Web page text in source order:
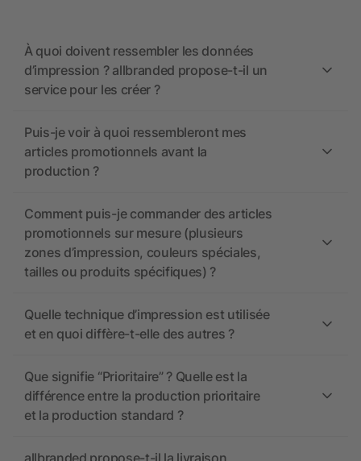
À quoi doivent ressembler les données
d’impression ? allbranded propose-t-il un
service pour les créer ?
Puis-je voir à quoi ressembleront mes
articles promotionnels avant la
production ?
Comment puis-je commander des articles
promotionnels sur mesure (plusieurs
zones d’impression, couleurs spéciales,
tailles ou produits spécifiques) ?
Quelle technique d’impression est utilisée
et en quoi diffère-t-elle des autres ?
Que signifie “Prioritaire” ? Quelle est la
différence entre la production prioritaire
et la production standard ?